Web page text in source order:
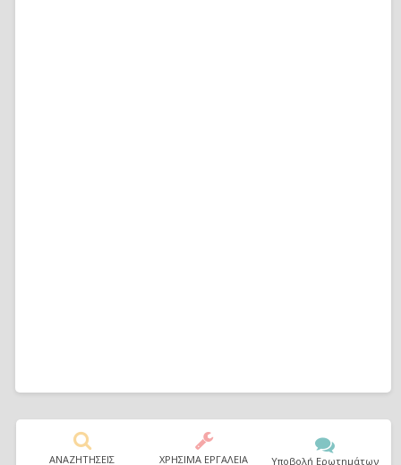
ΑΝΑΖΗΤΗΣΕΙΣ ΧΡΗΣΙΜΑ ΕΡΓΑΛΕΙΑ Υποβολή Ερωτημάτων